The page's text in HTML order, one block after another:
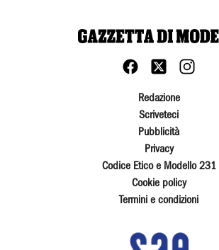
Redazione
Scriveteci
Pubblicità
Privacy
Codice Etico e Modello 231
Cookie policy
Termini e condizioni